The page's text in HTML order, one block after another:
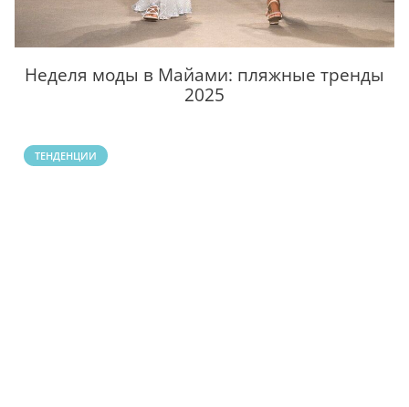
Неделя моды в Майами: пляжные тренды
2025
ТЕНДЕНЦИИ